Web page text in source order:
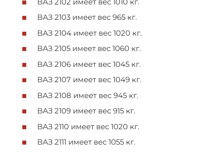
ВАЗ 2103 имеет вес 965 кг.
ВАЗ 2104 имеет вес 1020 кг.
ВАЗ 2105 имеет вес 1060 кг.
ВАЗ 2106 имеет вес 1045 кг.
ВАЗ 2107 имеет вес 1049 кг.
ВАЗ 2108 имеет вес 945 кг.
ВАЗ 2109 имеет вес 915 кг.
ВАЗ 2110 имеет вес 1020 кг.
ВАЗ 2111 имеет вес 1055 кг.